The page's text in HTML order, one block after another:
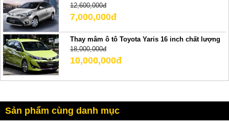
12,600,000đ
7,000,000đ
Thay mâm ô tô Toyota Yaris 16 inch chất lượng
18,000,000đ
10,000,000đ
Sản phẩm cùng danh mục